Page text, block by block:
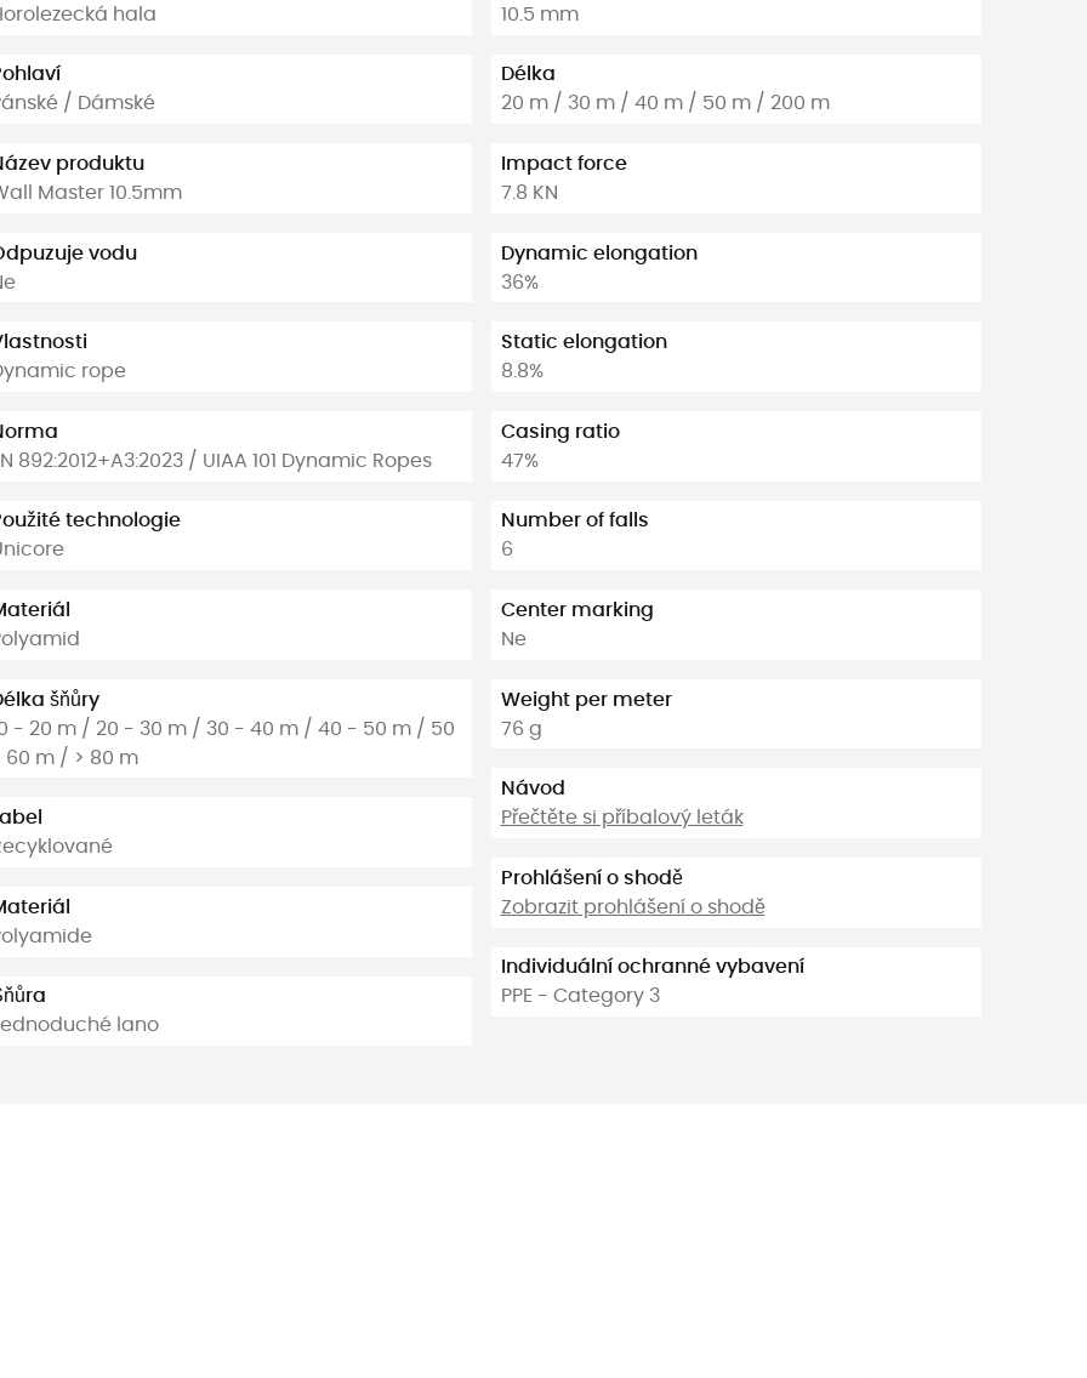
hala
/ Dámské
produktu
Master 10.5mm
vodu
rope
892:2012+A3:2023 / UIAA 101 Dynamic Ropes
technologie
šňůry
- 20 m / 20 - 30 m / 30 - 40 m / 40 - 50 m / 50
60 m / > 80 m
lano
10.5 mm
Délka
20 m / 30 m / 40 m / 50 m / 200 m
Impact force
7.8 KN
Dynamic elongation
36%
Static elongation
8.8%
Casing ratio
47%
Number of falls
6
Center marking
Ne
Weight per meter
76 g
Návod
Přečtěte si příbalový leták
Prohlášení o shodě
Zobrazit prohlášení o shodě
Individuální ochranné vybavení
PPE - Category 3